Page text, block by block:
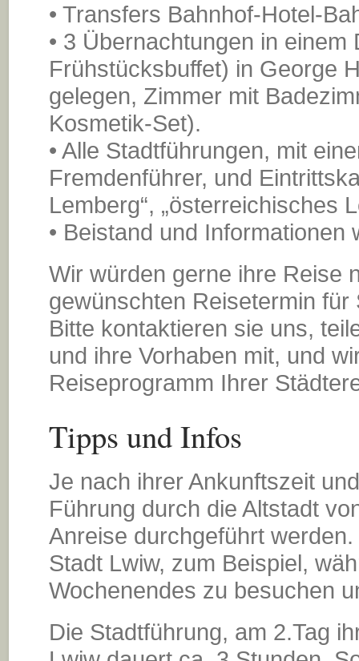
• Transfers Bahnhof-Hotel-
• 3 Übernachtungen in
Frühstücksbuffet) in George
gelegen, Zimmer mit
Kosmetik-Set).
• Alle Stadtführungen, mit
Fremdenführer, und
Lemberg“, „österreichisches
• Beistand und
Wir würden gerne ihre Reise
gewünschten Reisetermin für
Bitte kontaktieren sie uns,
und ihre Vorhaben mit, und
Reiseprogramm Ihrer
Tipps und Infos
Je nach ihrer Ankunftszeit
Führung durch die Altstadt
Anreise durchgeführt
Stadt Lwiw, zum Beispiel,
Wochenendes zu besuchen
Die Stadtführung, am 2.Tag